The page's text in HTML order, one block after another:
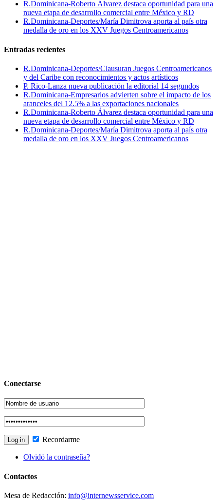
R.Dominicana-Roberto Álvarez destaca oportunidad para una
nueva etapa de desarrollo comercial entre México y RD
R.Dominicana-Deportes/María Dimitrova aporta al país otra
medalla de oro en los XXV Juegos Centroamericanos
Entradas recientes
R.Dominicana-Deportes/Clausuran Juegos Centroamericanos
y del Caribe con reconocimientos y actos artísticos
P. Rico-Lanza nueva publicación la editorial 14 segundos
R.Dominicana-Empresarios advierten sobre el impacto de los
aranceles del 12.5% a las exportaciones nacionales
R.Dominicana-Roberto Álvarez destaca oportunidad para una
nueva etapa de desarrollo comercial entre México y RD
R.Dominicana-Deportes/María Dimitrova aporta al país otra
medalla de oro en los XXV Juegos Centroamericanos
Conectarse
Recordarme
Olvidó la contraseña?
Contactos
Mesa de Redacción: info@internewsservice.com